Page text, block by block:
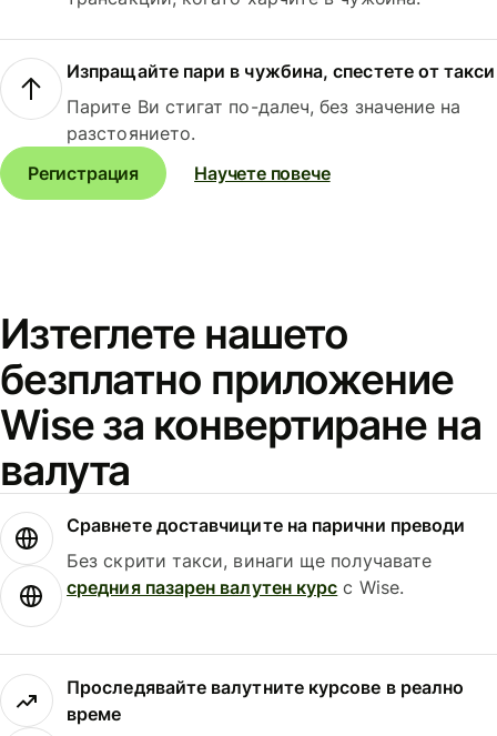
Изпращайте пари в чужбина, спестете от такси
Парите Ви стигат по-далеч, без значение на
разстоянието.
Регистрация
Научете повече
Изтеглете нашето
безплатно приложение
Wise за конвертиране на
валута
Сравнете доставчиците на парични преводи
Без скрити такси, винаги ще получавате
средния пазарен валутен курс с Wise.
Проследявайте валутните курсове в реално
време